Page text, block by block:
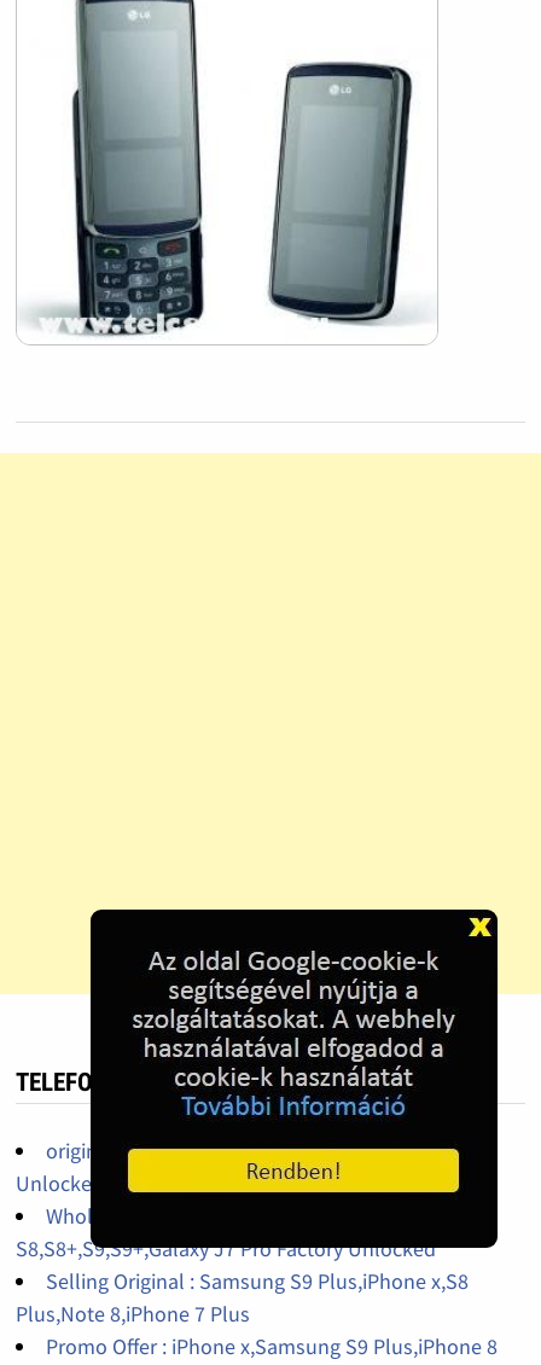
TELEFON HIRDETÉS
original iPhone 14pro,14promax,13pro factory
Unlocked
Wholesales iPhone X 64Gb,256Gb,Galaxy
S8,S8+,S9,S9+,Galaxy J7 Pro Factory Unlocked
Selling Original : Samsung S9 Plus,iPhone x,S8
Plus,Note 8,iPhone 7 Plus
Promo Offer : iPhone x,Samsung S9 Plus,iPhone 8